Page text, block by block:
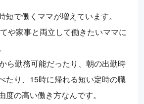
短で働くママが増えています。
や家事と両立して働きたいママに
ら勤務可能だったり、朝の出勤時
たり、15時に帰れる短い定時の職
度の高い働き方なんです。